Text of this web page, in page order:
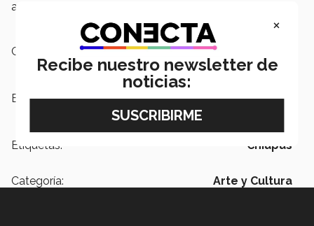
ary":["Embedded Video (Adaptable)."]}
Campus:
Escuelas: PrepaTec
Etiquetas: Chiapas
Categoría: Arte y Cultura
×
Recibe nuestro newsletter de
noticias: